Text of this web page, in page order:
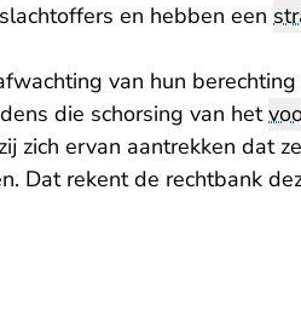
en hebben een
van hun
die schorsing van het
zich ervan aantrekken dat
Dat rekent de rechtbank